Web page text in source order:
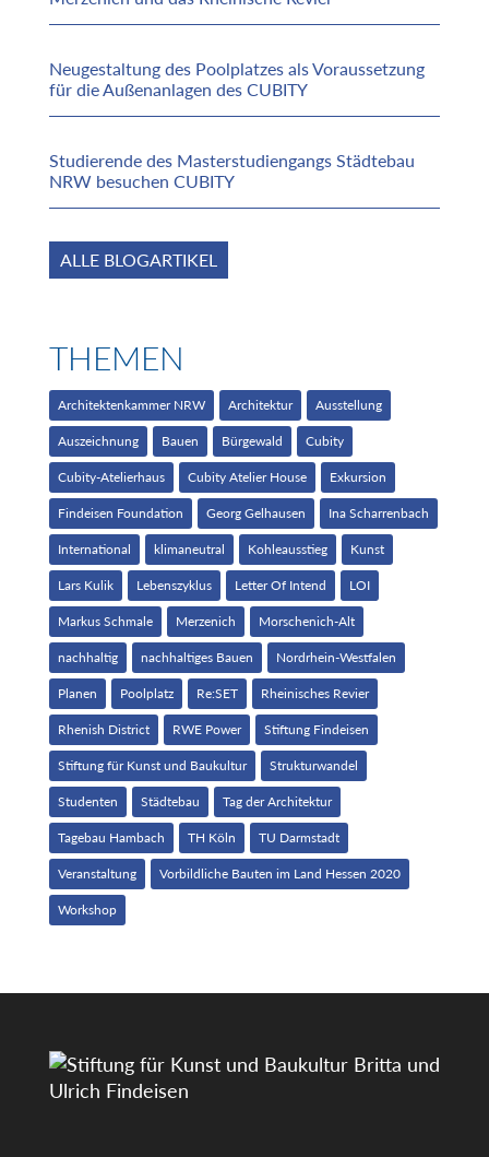
Neugestaltung des Poolplatzes als Voraussetzung
für die Außenanlagen des CUBITY
Studierende des Masterstudiengangs Städtebau
NRW besuchen CUBITY
ALLE BLOGARTIKEL
THEMEN
Architektenkammer NRW Architektur Ausstellung
Auszeichnung Bauen Bürgewald Cubity
Cubity-Atelierhaus Cubity Atelier House Exkursion
Findeisen Foundation Georg Gelhausen Ina Scharrenbach
International klimaneutral Kohleausstieg Kunst
Lars Kulik Lebenszyklus Letter Of Intend LOI
Markus Schmale Merzenich Morschenich-Alt
nachhaltig nachhaltiges Bauen Nordrhein-Westfalen
Planen Poolplatz Re:SET Rheinisches Revier
Rhenish District RWE Power Stiftung Findeisen
Stiftung für Kunst und Baukultur Strukturwandel
Studenten Städtebau Tag der Architektur
Tagebau Hambach TH Köln TU Darmstadt
Veranstaltung Vorbildliche Bauten im Land Hessen 2020
Workshop